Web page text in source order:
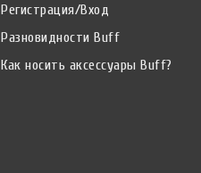
Регистрация/Вход
Разновидности Buff
Как носить аксессуары Buff?